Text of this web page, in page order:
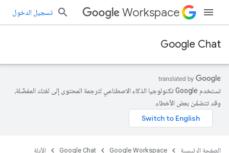
Workspace تسجيل الدخول
Google Chat
تستخدم Google تكنولوجيا الذكاء الاصطناعي لترجمة المحتوى إلى لغتك المفضّلة،
وقد تتضمّن بعض الأخطاء.
الصفحة الرئيسية Google Workspace
Google Chat الأدلة